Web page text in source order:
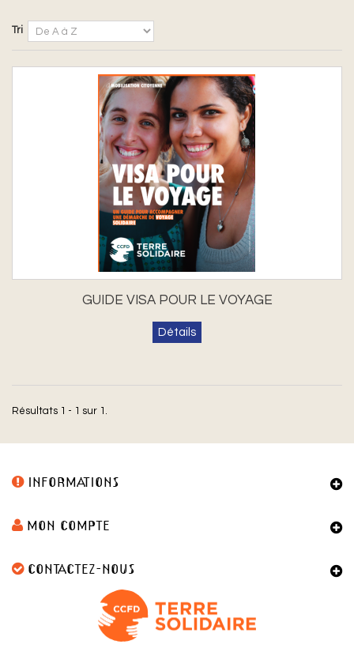
Tri
GUIDE VISA POUR LE VOYAGE
Détails
Résultats 1 - 1 sur 1.
INFORMATIONS
MON COMPTE
CONTACTEZ-NOUS